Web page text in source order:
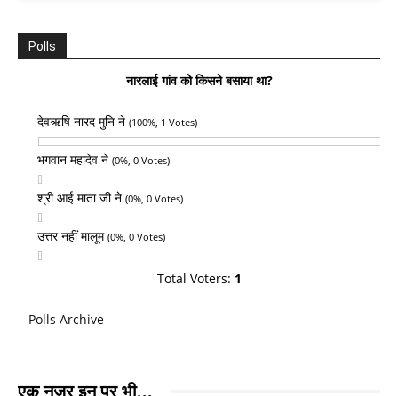
Polls
नारलाई गांव को किसने बसाया था?
देवऋषि नारद मुनि ने (100%, 1 Votes)
भगवान महादेव ने (0%, 0 Votes)
श्री आई माता जी ने (0%, 0 Votes)
उत्तर नहीं मालूम (0%, 0 Votes)
Total Voters: 1
Polls Archive
एक नजर इन पर भी...